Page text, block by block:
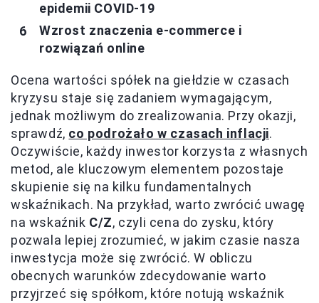
epidemii COVID-19
Wzrost znaczenia e-commerce i
rozwiązań online
Ocena wartości spółek na giełdzie w czasach
kryzysu staje się zadaniem wymagającym,
jednak możliwym do zrealizowania. Przy okazji,
sprawdź, co podrożało w czasach inflacji.
Oczywiście, każdy inwestor korzysta z własnych
metod, ale kluczowym elementem pozostaje
skupienie się na kilku fundamentalnych
wskaźnikach. Na przykład, warto zwrócić uwagę
na wskaźnik C/Z, czyli cena do zysku, który
pozwala lepiej zrozumieć, w jakim czasie nasza
inwestycja może się zwrócić. W obliczu
obecnych warunków zdecydowanie warto
przyjrzeć się spółkom, które notują wskaźnik